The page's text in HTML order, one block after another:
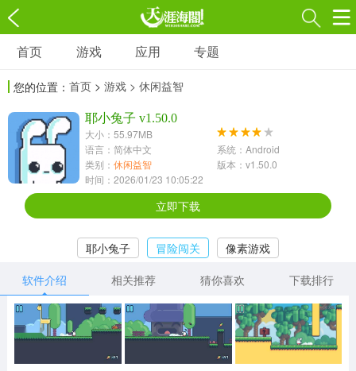
游戏
3697款应用
1597款应用
休闲益智
13387款应用
2196款应用
冒险解谜
1072款应用
418款应用
568款应用
音乐舞蹈
269款应用
2716款应用
515款应用
其他
游戏助手
MOD游戏
首页 游戏 应用 专题
您的位置： 首页 > 游戏 > 休闲益智
耶小兔子 v1.50.0
大小：55.97MB
语言：简体中文
系统：Android
类别： 休闲益智
版本：v1.50.0
时间：2026/01/23 10:05:22
立即下载
耶小兔子 冒险闯关
像素游戏
软件介绍
相关推荐 猜你喜欢 下载排行